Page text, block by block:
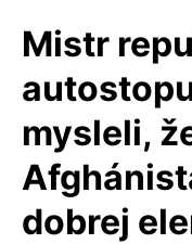
Mistr
mysleli,
dobrej